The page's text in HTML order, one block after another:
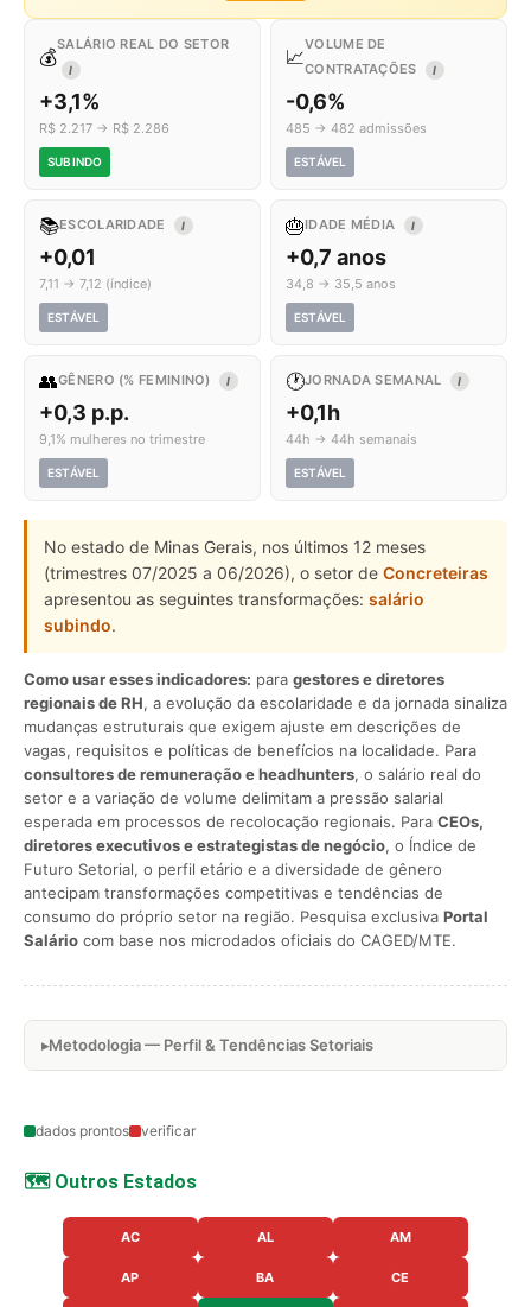
💰
SALÁRIO REAL DO SETOR
I
+3,1%
R$ 2.217 → R$ 2.286
SUBINDO
📈
VOLUME DE
CONTRATAÇÕES
I
-0,6%
485 → 482 admissões
ESTÁVEL
📚ESCOLARIDADE I
+0,01
7,11 → 7,12 (índice)
ESTÁVEL
🎂IDADE MÉDIA I
+0,7 anos
34,8 → 35,5 anos
ESTÁVEL
👥GÊNERO (% FEMININO) I
+0,3 p.p.
9,1% mulheres no trimestre
ESTÁVEL
🕐JORNADA SEMANAL I
+0,1h
44h → 44h semanais
ESTÁVEL
No estado de Minas Gerais, nos últimos 12 meses
(trimestres 07/2025 a 06/2026), o setor de Concreteiras
apresentou as seguintes transformações: salário
subindo.
Como usar esses indicadores: para gestores e diretores
regionais de RH, a evolução da escolaridade e da jornada sinaliza
mudanças estruturais que exigem ajuste em descrições de
vagas, requisitos e políticas de benefícios na localidade. Para
consultores de remuneração e headhunters, o salário real do
setor e a variação de volume delimitam a pressão salarial
esperada em processos de recolocação regionais. Para CEOs,
diretores executivos e estrategistas de negócio, o Índice de
Futuro Setorial, o perfil etário e a diversidade de gênero
antecipam transformações competitivas e tendências de
consumo do próprio setor na região. Pesquisa exclusiva Portal
Salário com base nos microdados oficiais do CAGED/MTE.
Metodologia — Perfil & Tendências Setoriais
dados prontos verificar
🗺️ Outros Estados
AC AL AM
AP BA CE